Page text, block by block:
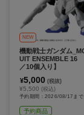
NEW
機動戦士ガンダム
UIT ENSEMBLE 16
／10個入り】
¥5,000 (税抜)
¥5,500 (税込)
予約期間：2026/08/17まで
予約商品